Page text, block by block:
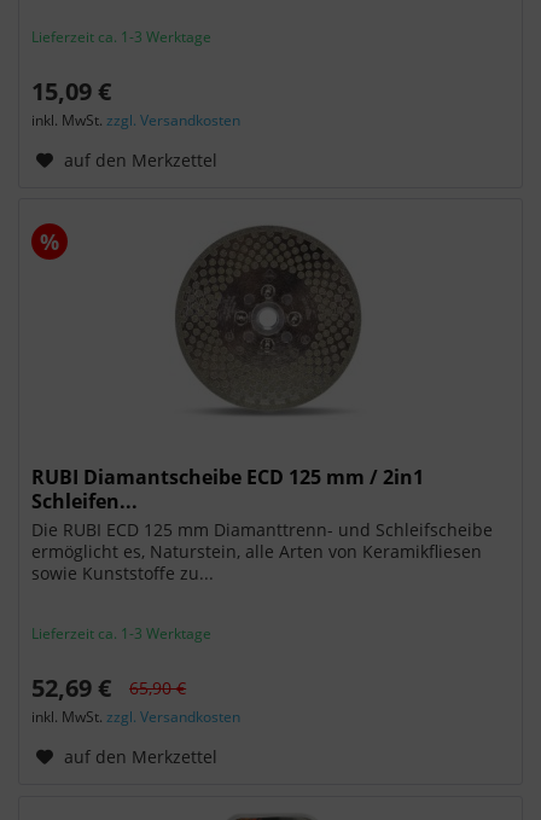
Lieferzeit ca. 1-3 Werktage
15,09 €
inkl. MwSt.zzgl. Versandkosten
auf den Merkzettel
%
RUBI Diamantscheibe ECD 125 mm / 2in1
Schleifen...
Die RUBI ECD 125 mm Diamanttrenn- und Schleifscheibe
ermöglicht es, Naturstein, alle Arten von Keramikfliesen
sowie Kunststoffe zu...
Lieferzeit ca. 1-3 Werktage
52,69 € 65,90 €
inkl. MwSt.zzgl. Versandkosten
auf den Merkzettel